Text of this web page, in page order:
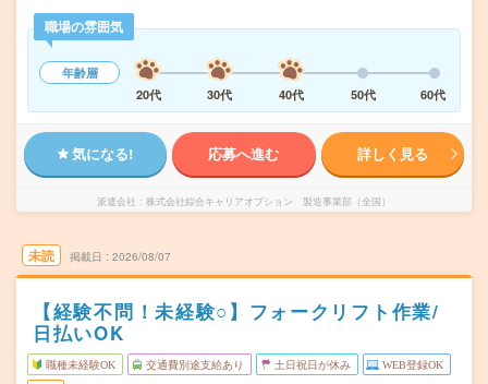
職場の雰囲気
年齢層
20代
30代 40代 50代 60代
気になる! 応募へ進む 詳しく見る
派遣会社 株式会社綜合キャリアオプション 製造事業部（全国）
未読 掲載日 2026/08/07
【経験不問！未経験○】フォークリフト作業/
日払いOK
職種未経験OK 交通費別途支給あり 土日祝日が休み WEB登録OK